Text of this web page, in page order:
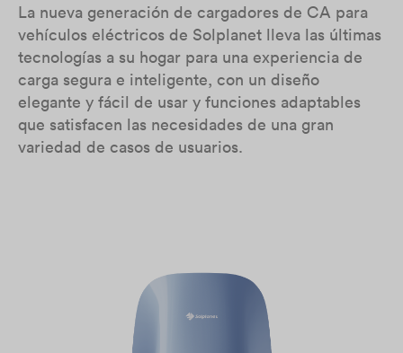
La nueva generación de cargadores de CA para
vehículos eléctricos de Solplanet lleva las últimas
tecnologías a su hogar para una experiencia de
carga segura e inteligente, con un diseño
elegante y fácil de usar y funciones adaptables
que satisfacen las necesidades de una gran
variedad de casos de usuarios.